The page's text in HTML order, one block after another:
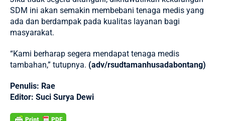
SDM ini akan semakin membebani tenaga medis yang
ada dan berdampak pada kualitas layanan bagi
masyarakat.
“Kami berharap segera mendapat tenaga medis
tambahan,” tutupnya. (adv/rsudtamanhusadabontang)
Penulis: Rae
Editor: Suci Surya Dewi